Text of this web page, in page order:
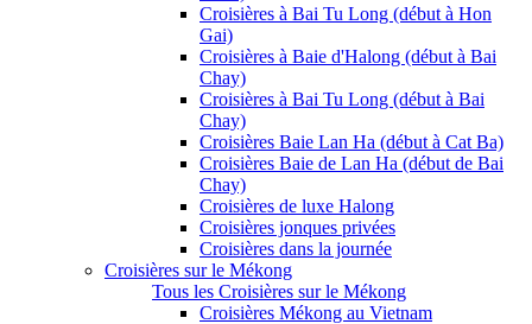
Croisières à Bai Tu Long (début à Hon
Gai)
Croisières à Baie d'Halong (début à Bai
Chay)
Croisières à Bai Tu Long (début à Bai
Chay)
Croisières Baie Lan Ha (début à Cat Ba)
Croisières Baie de Lan Ha (début de Bai
Chay)
Croisières de luxe Halong
Croisières jonques privées
Croisières dans la journée
Croisières sur le Mékong
Tous les Croisières sur le Mékong
Croisières Mékong au Vietnam